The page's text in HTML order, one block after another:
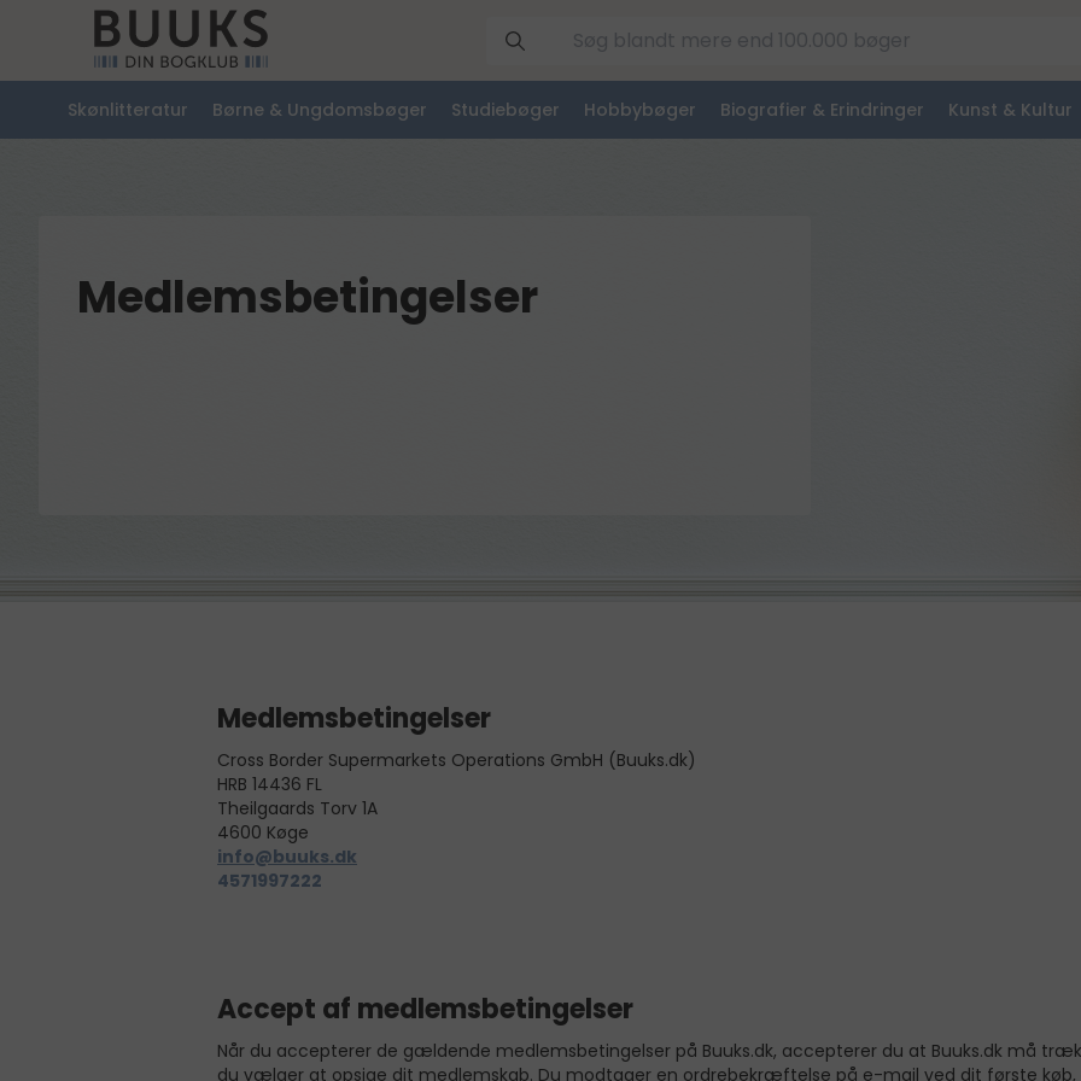
Skønlitteratur Børne & Ungdomsbøger Studiebøger Hobbybøger Biografier & Erindringer Kunst & Kultur
Medlemsbetingelser
Medlemsbetingelser
Cross Border Supermarkets Operations GmbH (Buuks.dk)
HRB 14436 FL
Theilgaards Torv 1A
4600 Køge
info@buuks.dk
4571997222
Accept af medlemsbetingelser
Når du accepterer de gældende medlemsbetingelser på Buuks.dk, accepterer du at Buuks.dk må
du vælger at opsige dit medlemskab. Du modtager en ordrebekræftelse på e-mail ved dit første